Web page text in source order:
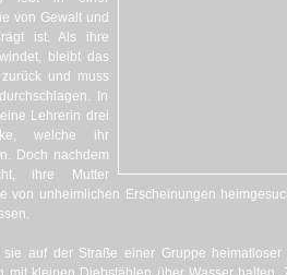
von Gewalt und
ist. Als ihre
bleibt das
und muss
In
Lehrerin drei
welche ihr
Doch nachdem
ihre Mutter
von unheimlichen Erscheinungen
sie auf der Straße einer Gruppe